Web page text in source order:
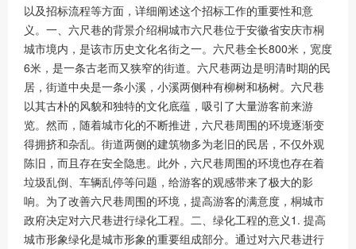
以及招标流程等方面，详细阐述这个招标工作的重要性和意
义。一、六尺巷的背景介绍桐城市六尺巷位于安徽省安庆市桐
城市境内，是该市历史文化名街之一。六尺巷全长800米，宽度
6米，是一条古老而又狭窄的街道。六尺巷两边是明清时期的民
居，街道中央是一条小溪，小溪两侧种有柳树和杨树。六尺巷
以其古朴的风貌和独特的文化底蕴，吸引了大量游客前来游
览。然而，随着城市化的不断推进，六尺巷周围的环境逐渐变
得拥挤和杂乱。街道两侧的建筑物多为老旧的民居，不仅外观
陈旧，而且存在安全隐患。此外，六尺巷周围的环境也存在着
垃圾乱倒、车辆乱停等问题，给游客的观感带来了极大的影
响。为了改善六尺巷周围的环境，提高游客的满意度，桐城市
政府决定对六尺巷进行绿化工程。二、绿化工程的意义1. 提高
城市形象绿化是城市形象的重要组成部分。通过对六尺巷进行